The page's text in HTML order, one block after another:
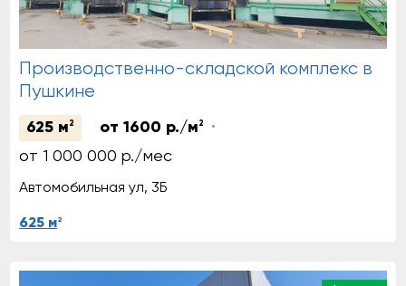
Производственно-складской комплекс в
Пушкине
625 м 2 от 1600 р./м 2
от 1 000 000 р./мес
Автомобильная ул, 3Б
625 м2